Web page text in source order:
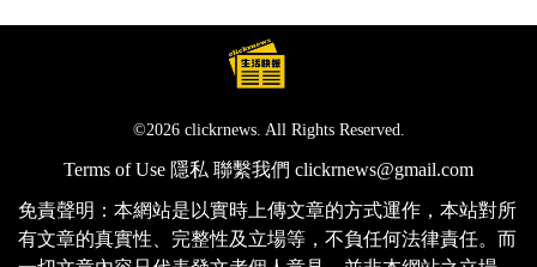
©2026 clickrnews. All Rights Reserved.
Terms of Use 隱私 聯繫我們 clickrnews@gmail.com
免責聲明：本網站是以實時上傳文章的方式運作，本站對所
有文章的真實性、完整性及立場等，不負任何法律責任。而